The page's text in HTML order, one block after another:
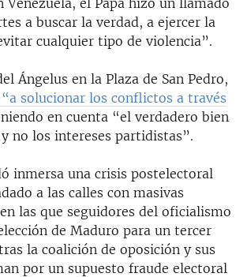
a buscar la verdad, a ejercer la
cualquier tipo de violencia”.
Ángelus en la Plaza de San Pedro,
solucionar los conflictos a través
en cuenta “el verdadero bien
no los intereses partidistas”.
inmersa una crisis postelectoral
a las calles con masivas
las que seguidores del oficialismo
de Maduro para un tercer
la coalición de oposición y sus
por un supuesto fraude electoral